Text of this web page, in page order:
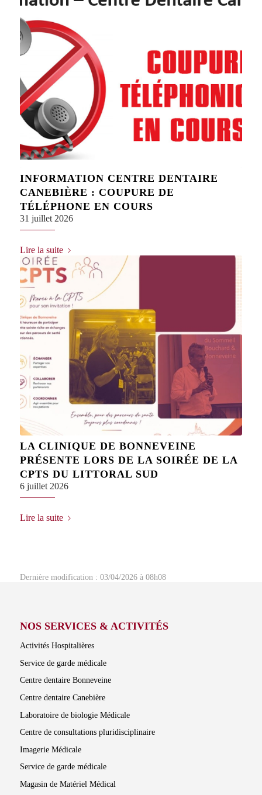
INFORMATION CENTRE DENTAIRE
CANEBIÈRE : COUPURE DE
TÉLÉPHONE EN COURS
31 juillet 2026
Lire la suite
LA CLINIQUE DE BONNEVEINE
PRÉSENTE LORS DE LA SOIRÉE DE LA
CPTS DU LITTORAL SUD
6 juillet 2026
Lire la suite
Dernière modification : 03/04/2026 à 08h08
NOS SERVICES & ACTIVITÉS
Activités Hospitalières
Service de garde médicale
Centre dentaire Bonneveine
Centre dentaire Canebière
Laboratoire de biologie Médicale
Centre de consultations pluridisciplinaire
Imagerie Médicale
Service de garde médicale
Magasin de Matériel Médical